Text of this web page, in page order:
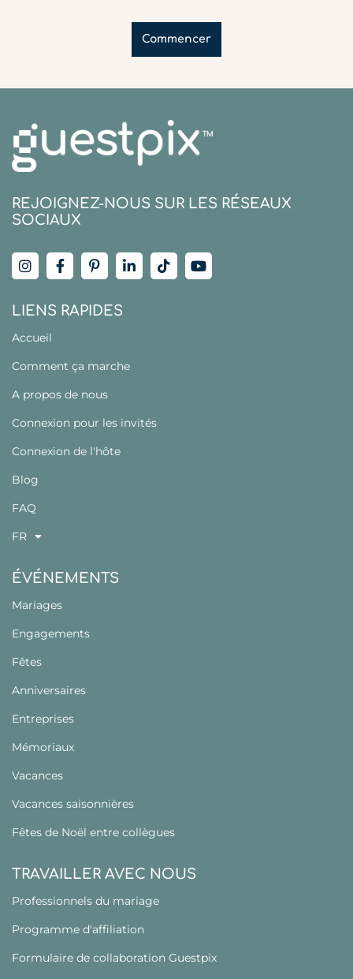
Commencer
REJOIGNEZ-NOUS SUR LES RÉSEAUX
SOCIAUX
LIENS RAPIDES
Accueil
Comment ça marche
A propos de nous
Connexion pour les invités
Connexion de l'hôte
Blog
FAQ
FR
ÉVÉNEMENTS
Mariages
Engagements
Fêtes
Anniversaires
Entreprises
Mémoriaux
Vacances
Vacances saisonnières
Fêtes de Noël entre collègues
TRAVAILLER AVEC NOUS
Professionnels du mariage
Programme d'affiliation
Formulaire de collaboration Guestpix